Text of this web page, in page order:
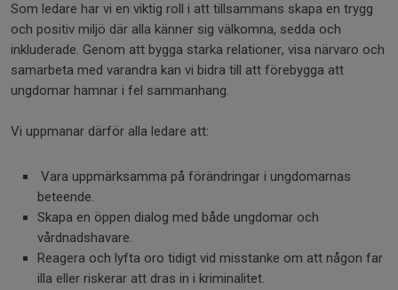
Som ledare har vi en viktig roll i att tillsammans skapa en trygg
och positiv miljö där alla känner sig välkomna, sedda och
inkluderade. Genom att bygga starka relationer, visa närvaro och
samarbeta med varandra kan vi bidra till att förebygga att
ungdomar hamnar i fel sammanhang.
Vi uppmanar därför alla ledare att:
Vara uppmärksamma på förändringar i ungdomarnas
beteende.
Skapa en öppen dialog med både ungdomar och
vårdnadshavare.
Reagera och lyfta oro tidigt vid misstanke om att någon far
illa eller riskerar att dras in i kriminalitet.